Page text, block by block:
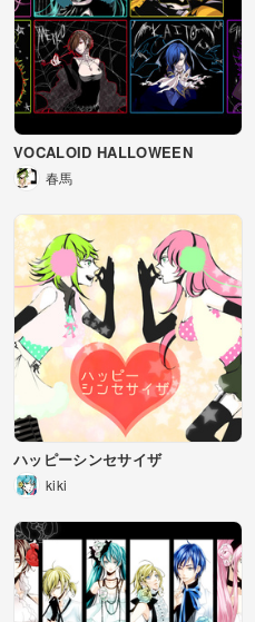
VOCALOID HALLOWEEN
春馬
ハッピーシンセサイザ
kiki